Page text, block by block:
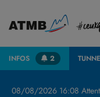
INFOS 2
08/08/2026 16:08